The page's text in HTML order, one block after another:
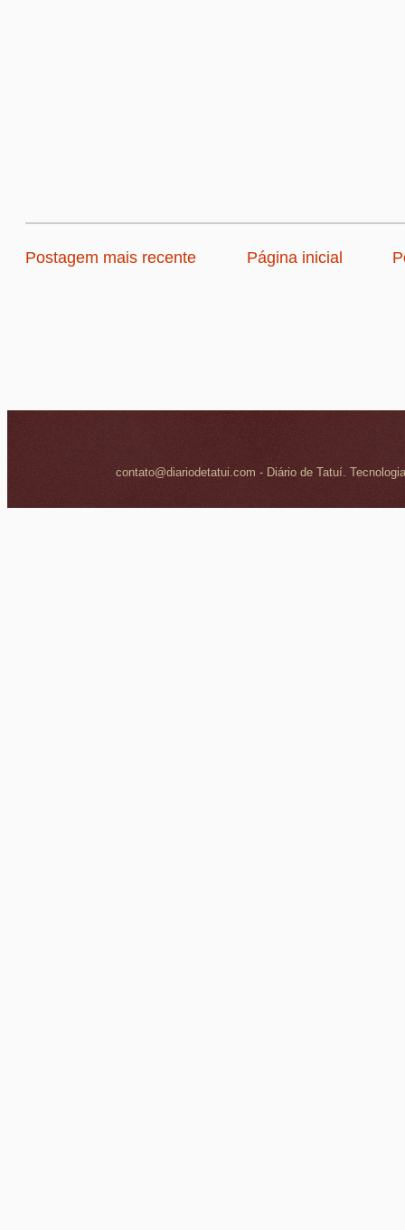
Postagem mais recente Página inicial
contato@diariodetatui.com - Diário de Tatuí.